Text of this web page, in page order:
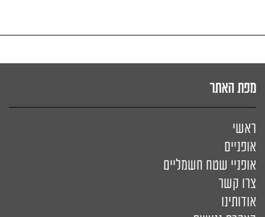
מפת האתר
ראשי
אופניים
אופניי שטח חשמליים
צרו קשר
אודותינו